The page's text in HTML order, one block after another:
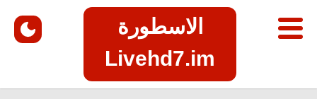
الاسطورة
Livehd7.im